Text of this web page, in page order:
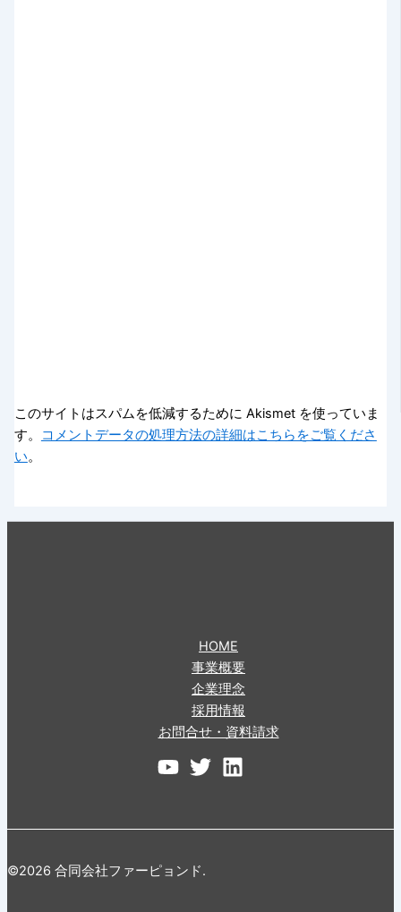
このサイトはスパムを低減するために Akismet を使っていま
す。
コメントデータの処理方法の詳細はこちらをご覧くださ
い。
HOME
事業概要
企業理念
採用情報
お問合せ・資料請求
©2026 合同会社ファーピョンド.